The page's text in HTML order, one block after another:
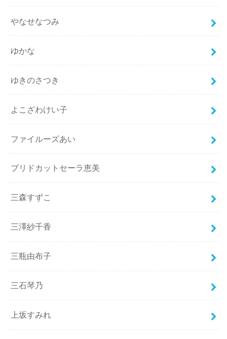
やなせなつみ
ゆかな
ゆきのさつき
よこざわけい子
ファイルーズあい
ブリドカットセーラ恵美
三森すずこ
三澤紗千香
三瓶由布子
三石琴乃
上坂すみれ